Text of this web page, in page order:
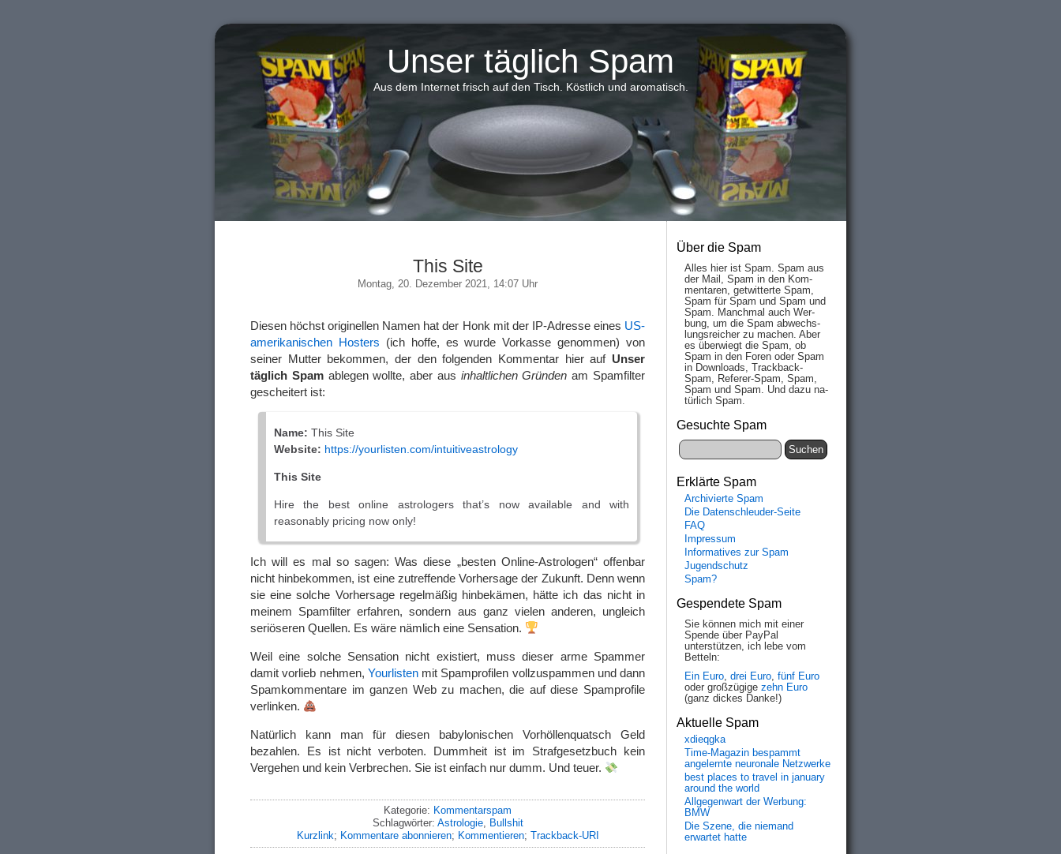
Unser täglich Spam
Aus dem Internet frisch auf den Tisch. Köstlich und aromatisch.
This Site
Montag, 20. Dezember 2021, 14:07 Uhr
Diesen höchst originellen Namen hat der Honk mit der IP-Adresse eines US-
amerikanischen Hosters (ich hoffe, es wurde Vorkasse genommen) von
seiner Mutter bekommen, der den folgenden Kommentar hier auf Unser
täglich Spamablegen wollte, aber aus inhaltlichen Gründen am Spamfilter
gescheitert ist:
Name: This Site
Website: https://yourlisten.com/intuitiveastrology
This Site
Hire the best online astrologers that’s now available and with
reasonably pricing now only!
Ich will es mal so sagen: Was diese „besten Online-Astrologen“ offenbar
nicht hinbekommen, ist eine zutreffende Vorhersage der Zukunft. Denn wenn
sie eine solche Vorhersage regelmäßig hinbekämen, hätte ich das nicht in
meinem Spamfilter erfahren, sondern aus ganz vielen anderen, ungleich
seriöseren Quellen. Es wäre nämlich eine Sensation.
Weil eine solche Sensation nicht existiert, muss dieser arme Spammer
damit vorlieb nehmen, Yourlistenmit Spamprofilen vollzuspammen und dann
Spamkommentare im ganzen Web zu machen, die auf diese Spamprofile
verlinken.
Natürlich kann man für diesen babylonischen Vorhöllenquatsch Geld
bezahlen. Es ist nicht verboten. Dummheit ist im Strafgesetzbuch kein
Vergehen und kein Verbrechen. Sie ist einfach nur dumm. Und teuer.
Kategorie: Kommentarspam
Schlagwörter: Astrologie, Bullshit
Kurzlink; Kommentare abonnieren; Kommentieren; Trackback-URI
Über die Spam
Alles hier ist Spam. Spam aus
der Mail, Spam in den Kom­
men­taren, ge­twit­ter­te Spam,
Spam für Spam und Spam und
Spam. Manch­mal auch Wer­
bung, um die Spam ab­wechs­
lungs­reich­er zu mach­en. Aber
es über­wiegt die Spam, ob
Spam in den Fo­ren oder Spam
in Down­loads, Track­back-
Spam, Re­fe­rer-Spam, Spam,
Spam und Spam. Und da­zu na­
tür­lich Spam.
Gesuchte Spam
Erklärte Spam
Archivierte Spam
Die Datenschleuder-Seite
FAQ
Impressum
Informatives zur Spam
Jugendschutz
Spam?
Gespendete Spam
Sie können mich mit einer
Spende über PayPal
unterstützen, ich lebe vom
Betteln:
Ein Euro, drei Euro, fünf Euro
oder großzügige zehn Euro
(ganz dickes Danke!)
Aktuelle Spam
xdieqgka
Time-Magazin bespammt
angelernte neuronale Netzwerke
best places to travel in january
around the world
Allgegenwart der Werbung:
BMW
Die Szene, die niemand
erwartet hatte